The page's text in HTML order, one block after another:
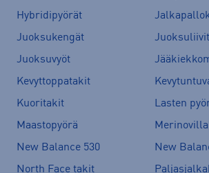
Hybridipyörät
Juoksukengät
Juoksuliivit
Juoksuvyöt
Kevyttoppatakit
Kuoritakit
Lasten
Maastopyörä
New Balance 530
New
North Face takit